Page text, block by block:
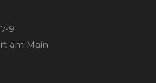
9
am Main